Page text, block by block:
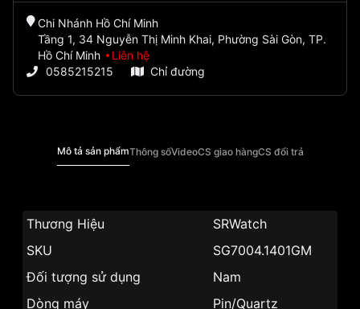
Chi Nhánh Hồ Chí Minh
Tầng 1, 34 Nguyễn Thị Minh Khai, Phường Sài Gòn, TP.
Hồ Chí Minh
Liên hệ
0585215215
Chỉ đường
Mô tả sản phẩmThông sốVideoCS giao hàngCS đổi trả
Thương Hiệu
SRWatch
SKU
SG7004.1401GM
Đối tượng sử dụng
Nam
Dòng máy
Pin/Quartz